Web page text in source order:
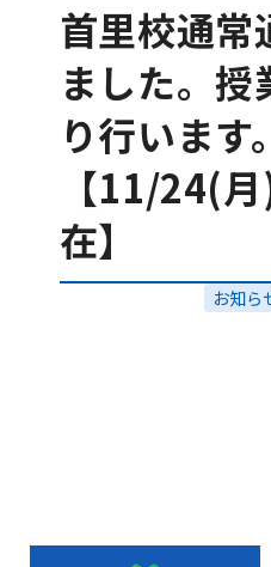
首里校通常
ました。
り行います。
【11/24(
在】
お知ら